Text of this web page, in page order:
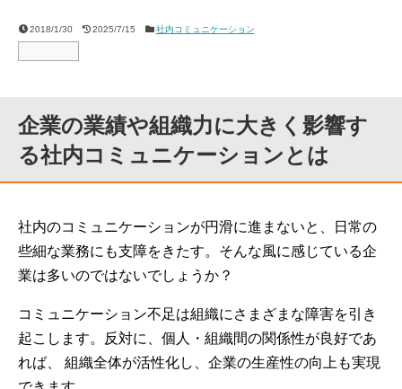
2018/1/30 2025/7/15 社内コミュニケーション
企業の業績や組織力に大きく影響す
る社内コミュニケーションとは
社内のコミュニケーションが円滑に進まないと、日常の
些細な業務にも支障をきたす。そんな風に感じている企
業は多いのではないでしょうか？
コミュニケーション不足は組織にさまざまな障害を引き
起こします。反対に、個人・組織間の関係性が良好であ
れば、 組織全体が活性化し、企業の生産性の向上も実現